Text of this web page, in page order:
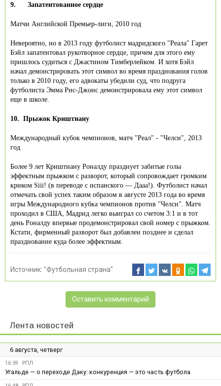
9. Запатентованное сердце
Матчи Английской Премьер-лиги, 2010 год
Невероятно, но в 2013 году футболист мадридского "Реала" Гарет
Бэйл запатентовал рукотворное сердце, причем для этого ему
пришлось судиться с Джастином Тимберлейком. И хотя Бэйл
начал демонстрировать этот символ во время празднования голов
только в 2010 году, его адвокаты убедили суд, что подруга
футболиста Эмма Рис-Джонс демонстрировала ему этот символ
еще в школе.
10. Прыжок Криштиану
Международный кубок чемпионов, матч "Реал" - "Челси", 2013
год
Более 9 лет Криштиану Роналду празднует забитые голы
эффектным прыжком с разворот, который сопровождает громким
криком Siii! (в переводе с испанского — Дааа!). Футболист начал
отмечать свой успех таким образом в августе 2013 года во время
игры Международного кубка чемпионов против "Челси". Матч
проходил в США, Мадрид легко выиграл со счетом 3:1 и в тот
день Роналду впервые продемонстрировал свой номер с прыжком.
Кстати, фирменный разворот был добавлен позднее и сделал
празднование куда более эффектным.
Источник: "Футбольная страна"
Оставить комментарий
Лента новостей
6 августа, четверг
16:59 РПЛ
Угальде — о переходе Даку: конкуренция — это часть футбола